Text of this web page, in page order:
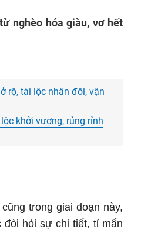
nghèo hóa giàu, vơ hết
rộ, tài lộc nhân đôi, vận
khởi vượng, rủng rỉnh
trong giai đoạn này,
đòi hỏi sự chi tiết, tỉ mẩn